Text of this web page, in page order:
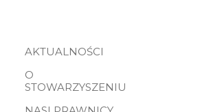
AKTUALNOŚCI
O
STOWARZYSZENIU